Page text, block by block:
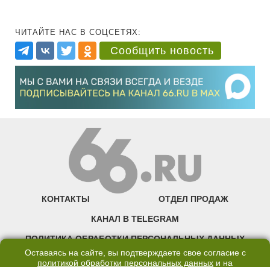
ЧИТАЙТЕ НАС В СОЦСЕТЯХ:
Сообщить новость
КОНТАКТЫ ОТДЕЛ ПРОДАЖ
КАНАЛ В TELEGRAM
ПОЛИТИКА ОБРАБОТКИ ПЕРСОНАЛЬНЫХ ДАННЫХ
COOKIE
Оставаясь на сайте, вы подтверждаете свое согласие с
политикой обработки персональных данных и на